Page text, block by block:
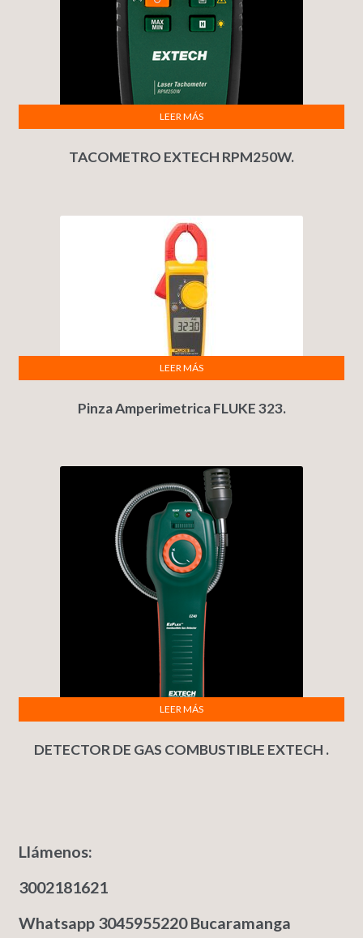
TACOMETRO EXTECH RPM250W.
LEER MÁS
Pinza Amperimetrica FLUKE 323.
LEER MÁS
DETECTOR DE GAS COMBUSTIBLE EXTECH .
LEER MÁS
Llámenos:
3002181621
Whatsapp 3045955220 Bucaramanga